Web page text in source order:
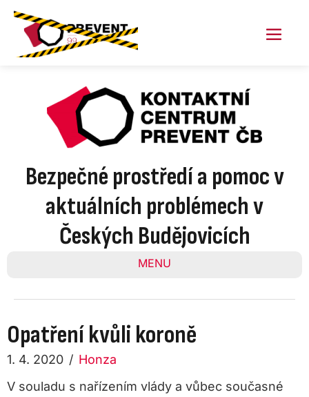
Skip
content
Bezpečné prostředí a pomoc v
aktuálních problémech v
Českých Budějovicích
MENU
Opatření kvůli koroně
1. 4. 2020 / Honza
V souladu s nařízením vlády a vůbec současné